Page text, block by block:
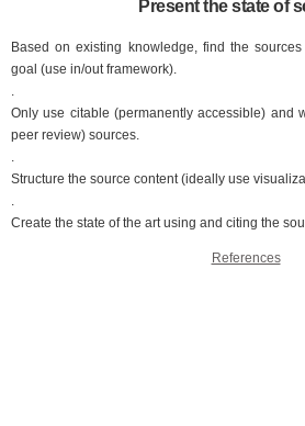
Present the state of
Based on existing knowledge, find the
goal (use in/out framework).
.
Only use citable (permanently accessible) and
peer review) sources.
.
Structure the source content (ideally use
.
Create the state of the art using and citing the
References